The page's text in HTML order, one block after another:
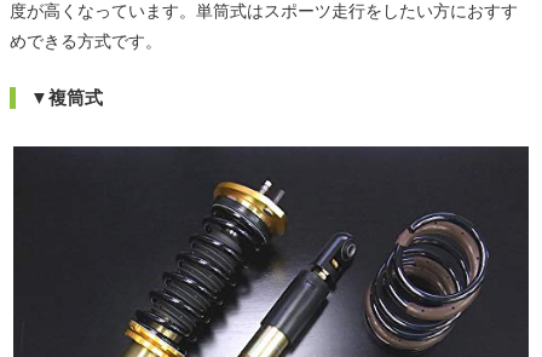
度が高くなっています。単筒式はスポーツ走行をしたい方におすす
めできる方式です。
▼複筒式